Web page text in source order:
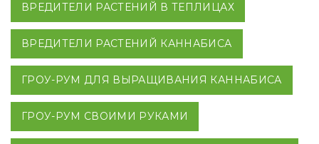
ВРЕДИТЕЛИ РАСТЕНИЙ В ТЕПЛИЦАХ
ВРЕДИТЕЛИ РАСТЕНИЙ КАННАБИСА
ГРОУ-РУМ ДЛЯ ВЫРАЩИВАНИЯ КАННАБИСА
ГРОУ-РУМ СВОИМИ РУКАМИ